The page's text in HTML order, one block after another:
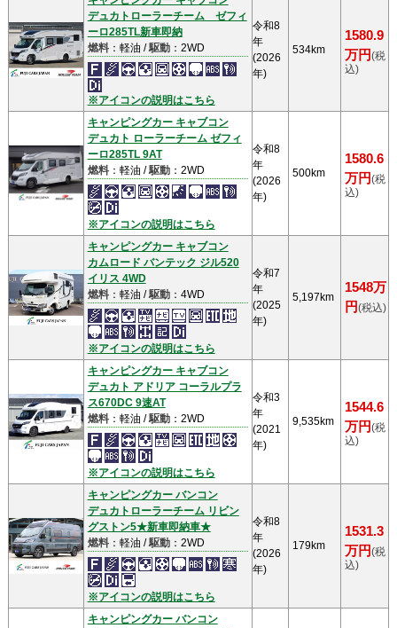
デュカトローラーチーム ゼフィ
ーロ285TL新車即納
燃料：軽油 /駆動：2WD
※アイコンの説明はこちら
令和8
年
(2026
年)
534km
1580.9
万円(税
込)
キャンピングカー キャブコン
デュカト ローラーチーム ゼフィ
ーロ285TL 9AT
燃料：軽油 /駆動：2WD
※アイコンの説明はこちら
令和8
年
(2026
年)
500km
1580.6
万円(税
込)
キャンピングカー キャブコン
カムロード バンテック ジル520
イリス 4WD
燃料：軽油 /駆動：4WD
※アイコンの説明はこちら
令和7
年
(2025
年)
5,197km
1548万
円(税込)
キャンピングカー キャブコン
デュカト アドリア コーラルプラ
ス670DC 9速AT
燃料：軽油 /駆動：2WD
※アイコンの説明はこちら
令和3
年
(2021
年)
9,535km
1544.6
万円(税
込)
キャンピングカー バンコン
デュカトローラーチーム リビン
グストン5★新車即納車★
燃料：軽油 /駆動：2WD
※アイコンの説明はこちら
令和8
年
(2026
年)
179km
1531.3
万円(税
込)
キャンピングカー バンコン